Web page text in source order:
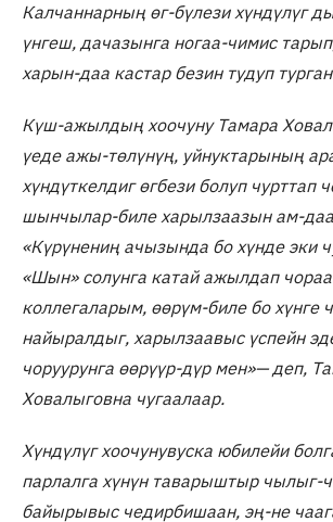
Калчаннарның өг-бүлези хүндүлүг
үнгеш, дачазынга ногаа-чимис
харын-даа кастар безин тудуп
Күш-ажылдың хоочуну Тамара
үеде ажы-төлүнүң, уйнуктарының
хүндүткелдиг өгбези болуп чурттап
шынчылар-биле харылзаазын ам-даа
«Күрүнениң ачызында бо хүнде эки
«Шын» солунга катай ажылдап
коллегаларым, өөрүм-биле бо хүнге
найыралдыг, харылзаавыс үспейн
чоруурунга өөрүүр-дүр мен»— деп,
Ховалыговна чугаалаар.
Хүндүлүг хоочунувуска юбилейи
парлалга хүнүн таварыштыр чылыг-
байырывыс чедирбишаан, эң-не